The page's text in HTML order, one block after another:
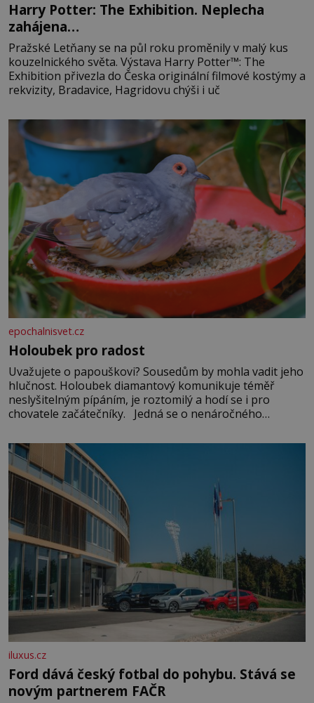
Harry Potter: The Exhibition. Neplecha
zahájena…
Pražské Letňany se na půl roku proměnily v malý kus
kouzelnického světa. Výstava Harry Potter™: The
Exhibition přivezla do Česka originální filmové kostýmy a
rekvizity, Bradavice, Hagridovu chýši i uč
epochalnisvet.cz
Holoubek pro radost
Uvažujete o papouškovi? Sousedům by mohla vadit jeho
hlučnost. Holoubek diamantový komunikuje téměř
neslyšitelným pípáním, je roztomilý a hodí se i pro
chovatele začátečníky. Jedná se o nenáročného
času tráví na zemi, kde sbírá zbytky semínek Jeho
domovinou je prakticky celá Austrálie s výjimkou
pobřežní oblasti.
iluxus.cz
Ford dává český fotbal do pohybu. Stává se
novým partnerem FAČR